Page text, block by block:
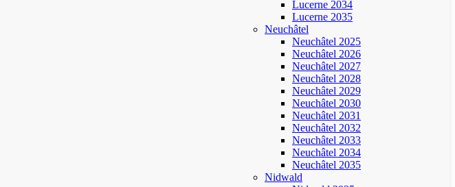
Lucerne 2034
Lucerne 2035
Neuchâtel
Neuchâtel 2025
Neuchâtel 2026
Neuchâtel 2027
Neuchâtel 2028
Neuchâtel 2029
Neuchâtel 2030
Neuchâtel 2031
Neuchâtel 2032
Neuchâtel 2033
Neuchâtel 2034
Neuchâtel 2035
Nidwald